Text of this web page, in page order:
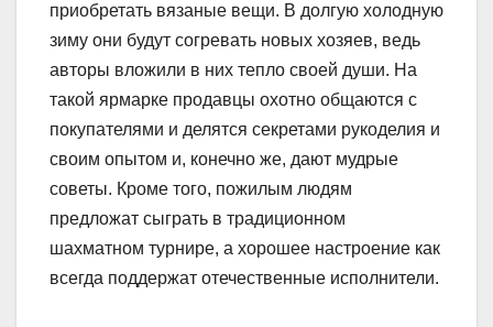
приобретать вязаные вещи. В долгую холодную
зиму они будут согревать новых хозяев, ведь
авторы вложили в них тепло своей души. На
такой ярмарке продавцы охотно общаются с
покупателями и делятся секретами рукоделия и
своим опытом и, конечно же, дают мудрые
советы. Кроме того, пожилым людям
предложат сыграть в традиционном
шахматном турнире, а хорошее настроение как
всегда поддержат отечественные исполнители.